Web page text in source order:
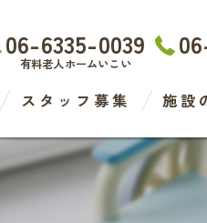
06-6335-0039
有料老人ホームいこい
スタッフ募集 施設
住宅型